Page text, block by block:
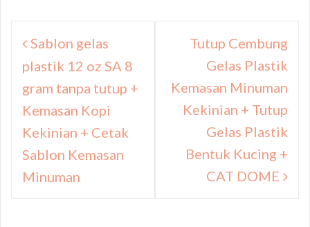
Navigasi
posSablon gelas
plastik 12 oz SA 8
gram tanpa tutup +
Kemasan Kopi
Kekinian + Cetak
Sablon Kemasan
Minuman
Tutup Cembung
Gelas Plastik
Kemasan Minuman
Kekinian + Tutup
Gelas Plastik
Bentuk Kucing +
CAT DOME